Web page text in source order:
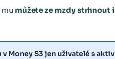
mu můžete ze mzdy strhnout
Money S3 jen uživatelé s